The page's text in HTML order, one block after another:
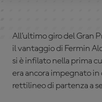
All’ultimo giro del Gran
il vantaggio di Fermin
si è infilato nella prima
era ancora impegnato
rettilineo di partenza a